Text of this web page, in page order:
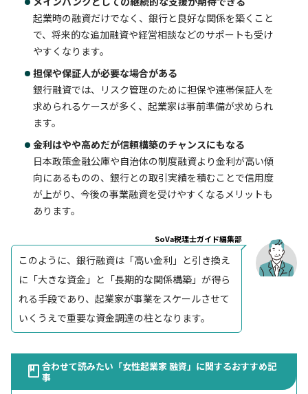
起業時の融資だけでなく、銀行と良好な関係を築くこと
で、将来的な追加融資や経営相談などのサポートも受け
やすくなります。
担保や保証人が必要な場合がある
銀行融資では、リスク管理のために担保や連帯保証人を
求められるケースが多く、起業家は事前準備が求められ
ます。
金利はやや高めだが信頼構築のチャンスにもなる
日本政策金融公庫や自治体の制度融資より金利が高い傾
向にあるものの、銀行との取引実績を積むことで信用度
が上がり、今後の事業融資を受けやすくなるメリットも
あります。
SoVa税理士ガイド編集部
このように、銀行融資は「高い金利」と引き換え
に「大きな資金」と「長期的な関係構築」が得ら
れる手段であり、起業家が事業をスケールさせて
いくうえで重要な資金調達の柱となります。
合わせて読みたい「女性起業家 融資」に関するおすすめ記
事